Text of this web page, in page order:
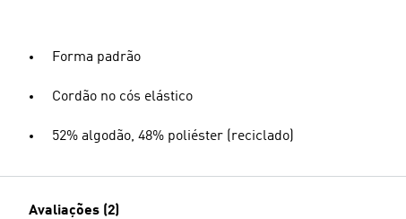
Forma padrão
Cordão no cós elástico
52% algodão, 48% poliéster (reciclado)
Avaliações (2)